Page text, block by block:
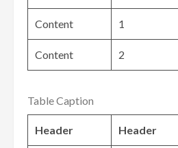
Content 1
Content 2
Table Caption
Header Header